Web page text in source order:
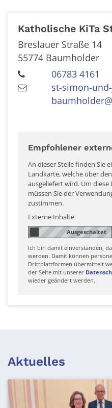
Katholische KiTa
Breslauer Straße 14
55774 Baumholder
06783 4161
st-simon-
Empfohlener
An dieser Stelle finden Sie
Landkarte, welche über
ausgeliefert wird. Um diese
müssen Sie der
zustimmen.
Externe Inhalte
Ich bin damit einverstanden,
werden. Damit können
Drittplattformen übermittelt
der Seite mit unserer
wieder geändert werden.
Aktuelles